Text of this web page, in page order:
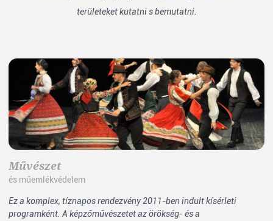
területeket kutatni s bemutatni.
Művészet
és műemlékvédelem
Ez a komplex, tíznapos rendezvény 2011-ben indult kísérleti
programként. A képzőművészetet az örökség- és a